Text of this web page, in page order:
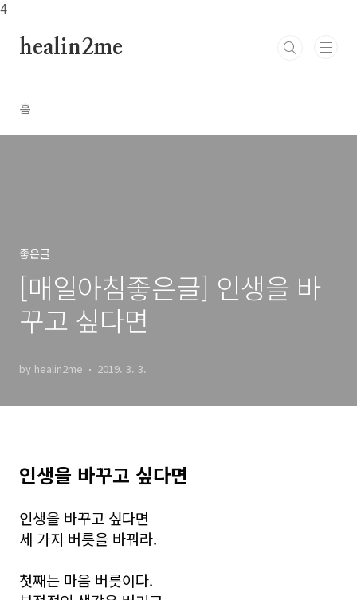
4
본문 바로가기
healin2me
홈
좋은글
[매일아침좋은글] 인생을 바
꾸고 싶다면
by healin2me 2019. 3. 3.
인생을 바꾸고 싶다면
인생을 바꾸고 싶다면
세 가지 버릇을 바꿔라.
첫째는 마음 버릇이다.